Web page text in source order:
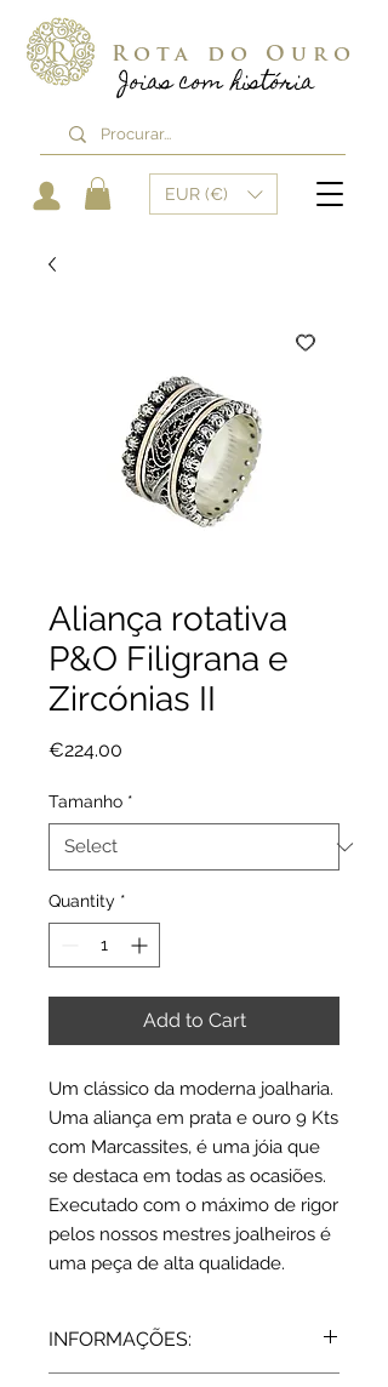
Joias com história
Rota do Ouro
EUR (€)
Aliança rotativa
P&O Filigrana e
Zircónias II
€224.00
Tamanho *
Quantity *
Add to Cart
Um clássico da moderna joalharia.
Uma aliança em prata e ouro 9 Kts
com Marcassites, é uma jóia que
se destaca em todas as ocasiões.
Executado com o máximo de rigor
pelos nossos mestres joalheiros é
uma peça de alta qualidade.
INFORMAÇÕES: